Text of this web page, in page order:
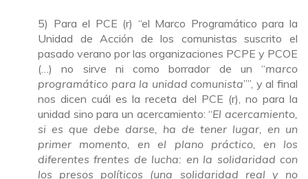
5) Para el PCE (r) “el Marco Programático para la
Unidad de Acción de los comunistas suscrito el
pasado verano por las organizaciones PCPE y PCOE
(…) no sirve ni como borrador de un “marco
programático para la unidad comunista””, y al final
nos dicen cuál es la receta del PCE (r), no para la
unidad sino para un acercamiento: “El acercamiento,
si es que debe darse, ha de tener lugar, en un
primer momento, en el plano práctico, en los
diferentes frentes de lucha: en la solidaridad con
los presos políticos (una solidaridad real y no